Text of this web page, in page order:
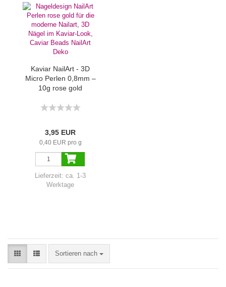
Kaviar NailArt - 3D
Micro Perlen 0,8mm –
10g rose gold
3,95 EUR
0,40 EUR pro g
Lieferzeit: ca. 1-3
Werktage
Sortieren nach